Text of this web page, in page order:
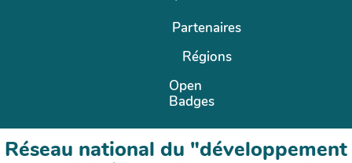
Partenaires
Régions
Open
Badges
Réseau national du "développement